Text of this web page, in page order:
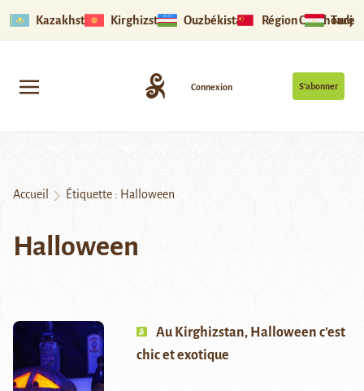
Kazakhstan Kirghizstan Ouzbékistan Région Ouïghoure
S’abonner
Connexion
Accueil Étiquette : Halloween
Halloween
Au Kirghizstan, Halloween c’est
chic et exotique